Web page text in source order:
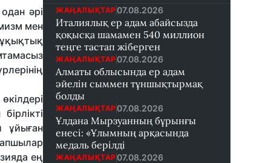
әрі
мен
ұйыған
ең
ЖАҢАЛЫҚТАР 07.08.2026
Италиялық ер адам абайсызда
қоқысқа шамамен 540 миллион
теңге тастап жіберген
ЖАҢАЛЫҚТАР 07.08.2026
Алматы облысында ер адам
әйелін сыммен тұншықтырмақ
болды
ЖАҢАЛЫҚТАР 07.08.2026
Ұлдана Мырзуанның бұрынғы
енесі: «Ұлымның арқасында
медаль берілді
ЖАҢАЛЫҚТАР 07.08.2026